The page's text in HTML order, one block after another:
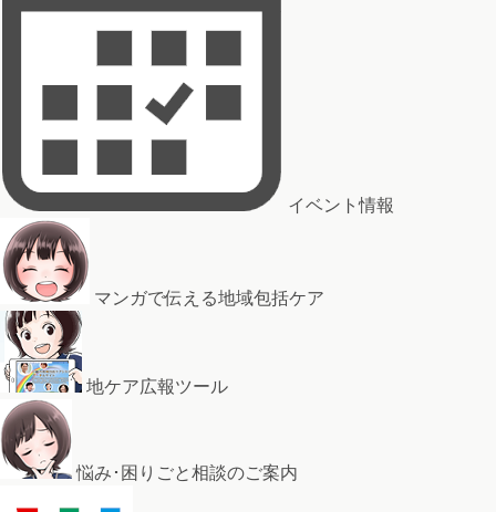
イベント情報
マンガで伝える地域包括ケア
地ケア広報ツール
悩み･困りごと相談のご案内